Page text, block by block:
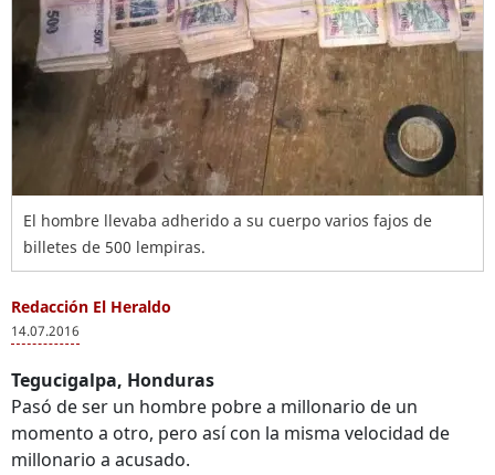
El hombre llevaba adherido a su cuerpo varios fajos de
billetes de 500 lempiras.
Redacción El Heraldo
14.07.2016
Tegucigalpa, Honduras
Pasó de ser un hombre pobre a millonario de un
momento a otro, pero así con la misma velocidad de
millonario a acusado.